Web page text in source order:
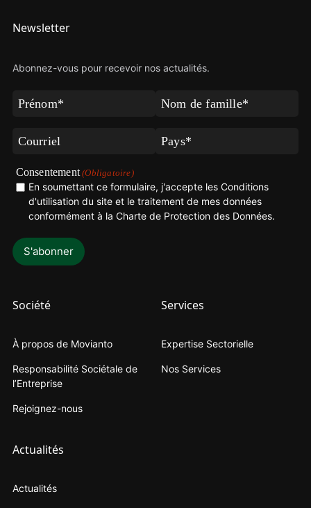
Newsletter
Abonnez-vous pour recevoir nos actualités.
Prénom
Nom
(Obligatoire)
Courriel Pays
Consentement (Obligatoire)
En soumettant ce formulaire, j'accepte les Conditions
d'utilisation du site et le traitement de mes données
conformément à la Charte de Protection des Données.
Société
À propos de Movianto
Responsabilité Sociétale de
l’Entreprise
Rejoignez-nous
Services
Expertise Sectorielle
Nos Services
Actualités
Actualités